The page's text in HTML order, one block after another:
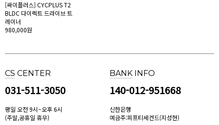
[싸이플러스] CYCPLUS T2
BLDC 다이렉트 드라이브 트
레이너
980,000원
CS CENTER
031-511-3050
평일 오전 9시~오후 6시
(주말,공휴일 휴무)
BANK INFO
140-012-951668
신한은행
예금주:피프티세컨드(지성현)